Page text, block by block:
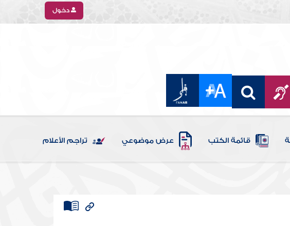
دخول
قائمة الكتب عرض موضوعي تراجم الأعلام